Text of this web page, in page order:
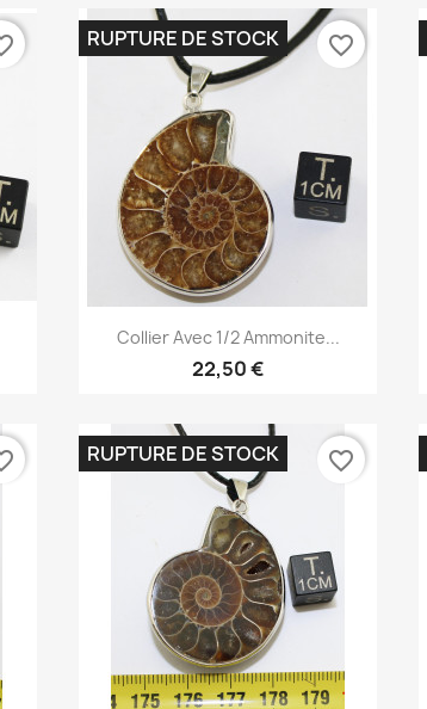
Aperçu rapide
Collier Avec 1/2 Ammonite...
22,50 €
RUPTURE DE STOCK favorite_border
RUPTURE DE STOCK favorite_border